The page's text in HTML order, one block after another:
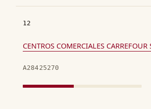
12
CENTROS COMERCIALES CARREFOUR
A28425270